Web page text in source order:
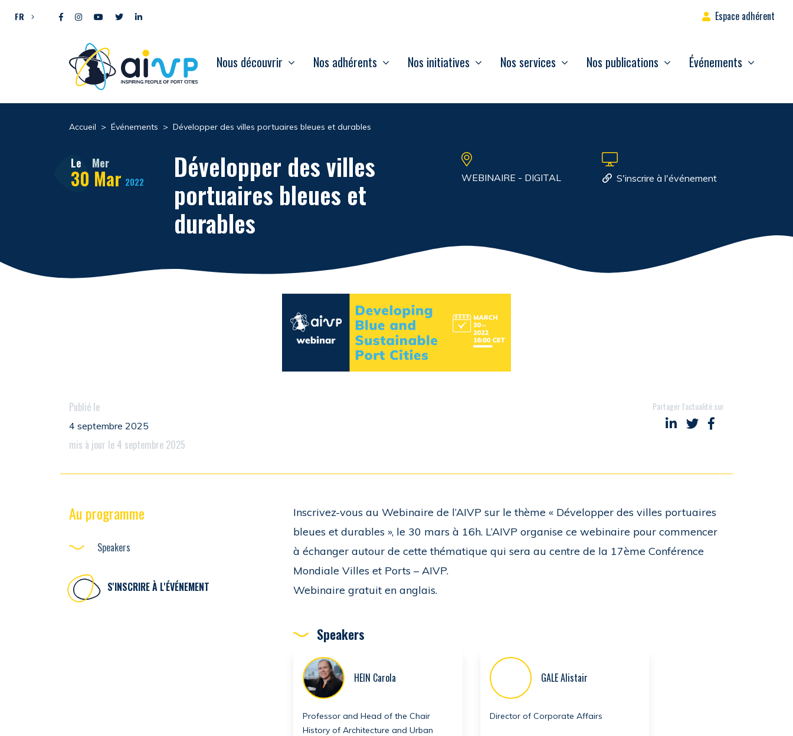
FR Espace adhérent
Nous découvrir Nos adhérents Nos initiatives Nos services Nos publications Événements
Accueil > Événements > Développer des villes portuaires bleues et durables
Le Mer
30 Mar 2022
Développer des villes
portuaires bleues et
durables
WEBINAIRE - DIGITAL S'inscrire à l'événement
Publié le
4 septembre 2025
mis à jour le 4 septembre 2025
Partager l'actualité sur
Partager sur LinkedIn
Partager sur Twitter
Partager sur
Inscrivez-vous au Webinaire de l’AIVP sur le thème « Développer des villes portuaires
bleues et durables », le 30 mars à 16h. L’AIVP organise ce webinaire pour commencer
à échanger autour de cette thématique qui sera au centre de la 17ème Conférence
Mondiale Villes et Ports – AIVP.
Webinaire gratuit en anglais.
Speakers
HEIN Carola
Professor and Head of the Chair
History of Architecture and Urban
GALE Alistair
Director of Corporate Affairs
Au programme
Speakers
S'INSCRIRE À L'ÉVÉNEMENT